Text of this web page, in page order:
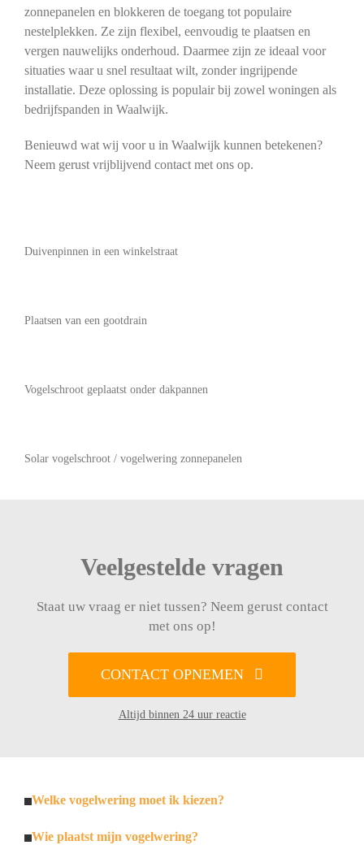
zonnepanelen en blokkeren de toegang tot populaire
nestelplekken. Ze zijn flexibel, eenvoudig te plaatsen en
vergen nauwelijks onderhoud. Daarmee zijn ze ideaal voor
situaties waar u snel resultaat wilt, zonder ingrijpende
installatie. Deze oplossing is populair bij zowel woningen als
bedrijfspanden in Waalwijk.
Benieuwd wat wij voor u in Waalwijk kunnen betekenen?
Neem gerust vrijblijvend contact met ons op.
Duivenpinnen in een winkelstraat
Plaatsen van een gootdrain
Vogelschroot geplaatst onder dakpannen
Solar vogelschroot / vogelwering zonnepanelen
Veelgestelde vragen
Staat uw vraag er niet tussen? Neem gerust contact
met ons op!
CONTACT OPNEMEN
Altijd binnen 24 uur reactie
Welke vogelwering moet ik kiezen?
Wie plaatst mijn vogelwering?